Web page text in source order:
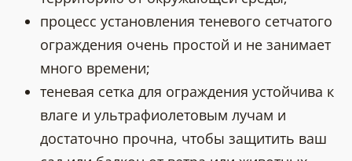
процесс установления теневого сетчатого
ограждения очень простой и не занимает
много времени;
теневая сетка для ограждения устойчива к
влаге и ультрафиолетовым лучам и
достаточно прочна, чтобы защитить ваш